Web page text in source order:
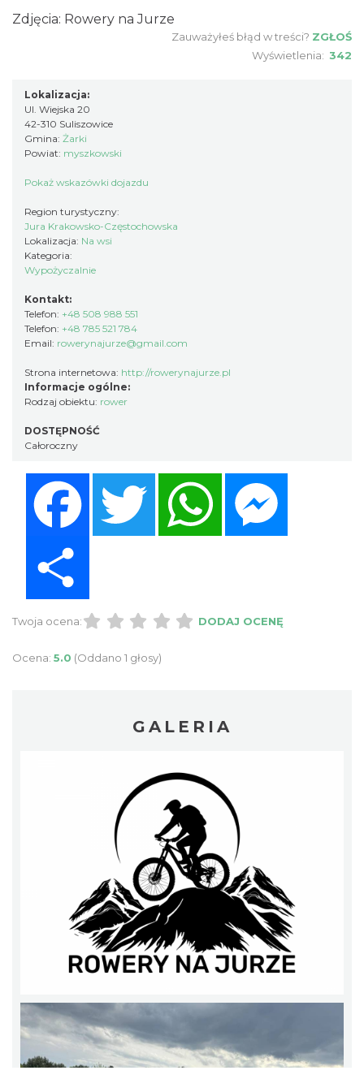
Zdjęcia: Rowery na Jurze
Zauważyłeś błąd w treści? ZGŁOŚ
Wyświetlenia: 342
Lokalizacja:
Ul. Wiejska 20
42-310 Suliszowice
Gmina: Żarki
Powiat: myszkowski
Pokaż wskazówki dojazdu
Region turystyczny:
Jura Krakowsko-Częstochowska
Lokalizacja: Na wsi
Kategoria:
Wypożyczalnie
Kontakt:
Telefon: +48 508 988 551
Telefon: +48 785 521 784
Email: rowerynajurze@gmail.com
Strona internetowa: http://rowerynajurze.pl
Informacje ogólne:
Rodzaj obiektu: rower
DOSTĘPNOŚĆ
Całoroczny
Twitter
Twoja ocena: DODAJ OCENĘ
Ocena: 5.0 (Oddano 1 głosy)
GALERIA